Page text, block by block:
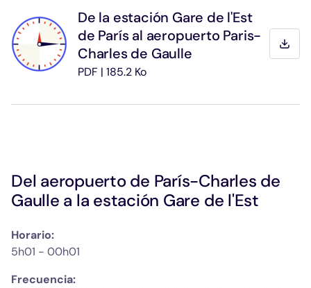
De la estación Gare de l'Est
de París al aeropuerto Paris-
Charles de Gaulle
PDF | 185.2 Ko
Del aeropuerto de París-Charles de
Gaulle a la estación Gare de l'Est
Horario:
5h01 - 00h01
Frecuencia: